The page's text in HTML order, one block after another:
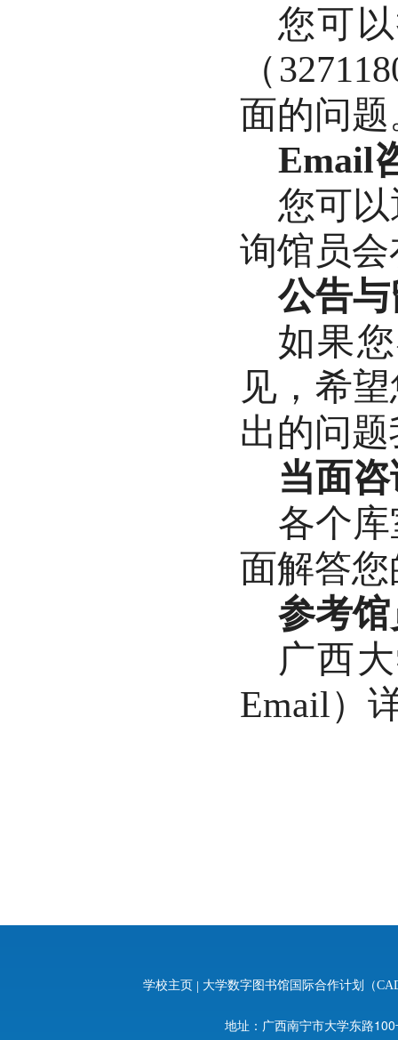
您可
（
面的问题
Email
您可
询馆员会
公告
如果
见，希
出的问
当面
各个
面解答
参考
广西
Email）
学校主页 | 大学数字图书馆国际合作计划（
地址：广西南宁市大学东路